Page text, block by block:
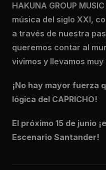
HAKUNA GROUP
música del siglo XXI,
a través de nuestra
queremos contar al
vivimos y llevamos
¡No hay mayor fuerza
lógica del CAPRICHO!
El próximo 15 de junio
Escenario Santander!